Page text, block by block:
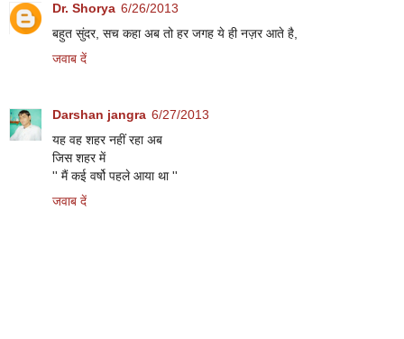
Dr. Shorya 6/26/2013
बहुत सुंदर, सच कहा अब तो हर जगह ये ही नज़र आते है,
जवाब दें
Darshan jangra 6/27/2013
यह वह शहर नहीं रहा अब
जिस शहर में
'' मैं कई वर्षो पहले आया था ''
जवाब दें